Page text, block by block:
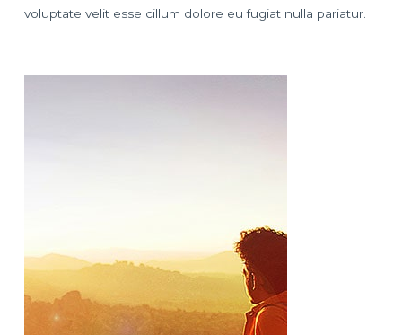
voluptate velit esse cillum dolore eu fugiat nulla pariatur.